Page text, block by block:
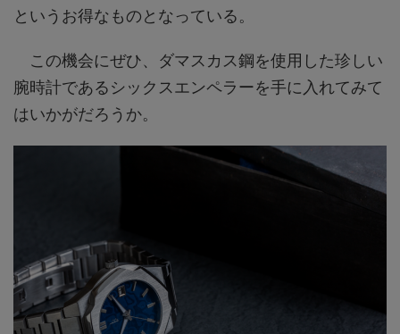
というお得なものとなっている。
この機会にぜひ、ダマスカス鋼を使用した珍しい
腕時計であるシックスエンペラーを手に入れてみて
はいかがだろうか。